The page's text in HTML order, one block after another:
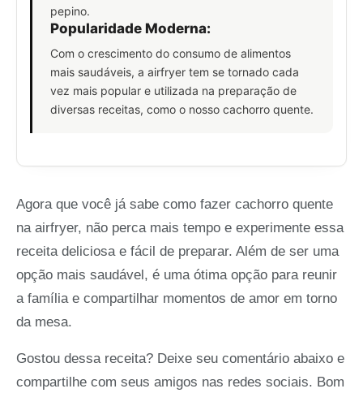
pepino.
Popularidade Moderna:
Com o crescimento do consumo de alimentos
mais saudáveis, a airfryer tem se tornado cada
vez mais popular e utilizada na preparação de
diversas receitas, como o nosso cachorro quente.
Agora que você já sabe como fazer cachorro quente
na airfryer, não perca mais tempo e experimente essa
receita deliciosa e fácil de preparar. Além de ser uma
opção mais saudável, é uma ótima opção para reunir
a família e compartilhar momentos de amor em torno
da mesa.
Gostou dessa receita? Deixe seu comentário abaixo e
compartilhe com seus amigos nas redes sociais. Bom